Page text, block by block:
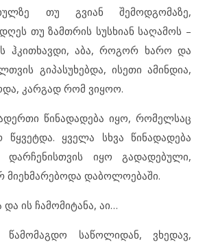
თუ გვიან შემოდგომაზე,
თუ ზამთრის სუსხიან საღამოს –
ჰკითხავდი, აბა, როგორ ხარო და
გიპასუხებდა, ისეთი ამინდია,
კარგად რომ ვიყოო.
წინადადება იყო, რომელსაც
წყვეტდა. ყველა სხვა წინადადება
დარჩენისთვის იყო გადადებული,
მიეხმარებოდა დაბოლოებაში.
ის ჩამომიტანა, აი…
წამომაგდო საწოლიდან, ვხედავ,